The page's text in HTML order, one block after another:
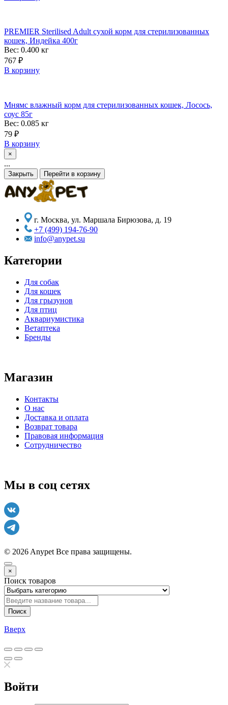
PREMIER Sterilised Adult сухой корм для стерилизованных
кошек, Индейка 400г
Вес: 0.400 кг
767 ₽
В корзину
Мнямс влажный корм для стерилизованных кошек, Лосось,
соус 85г
Вес: 0.085 кг
79 ₽
В корзину
×
...
Закрыть Перейти в корзину
г. Москва, ул. Маршала Бирюзова, д. 19
+7 (499) 194-76-90
info@anypet.su
Категории
Для собак
Для кошек
Для грызунов
Для птиц
Аквариумистика
Ветаптека
Бренды
Магазин
Контакты
О нас
Доставка и оплата
Возврат товара
Правовая информация
Сотрудничество
Мы в соц сетях
© 2026 Anypet Все права защищены.
×
Поиск товаров
Поиск
Вверх
Войти